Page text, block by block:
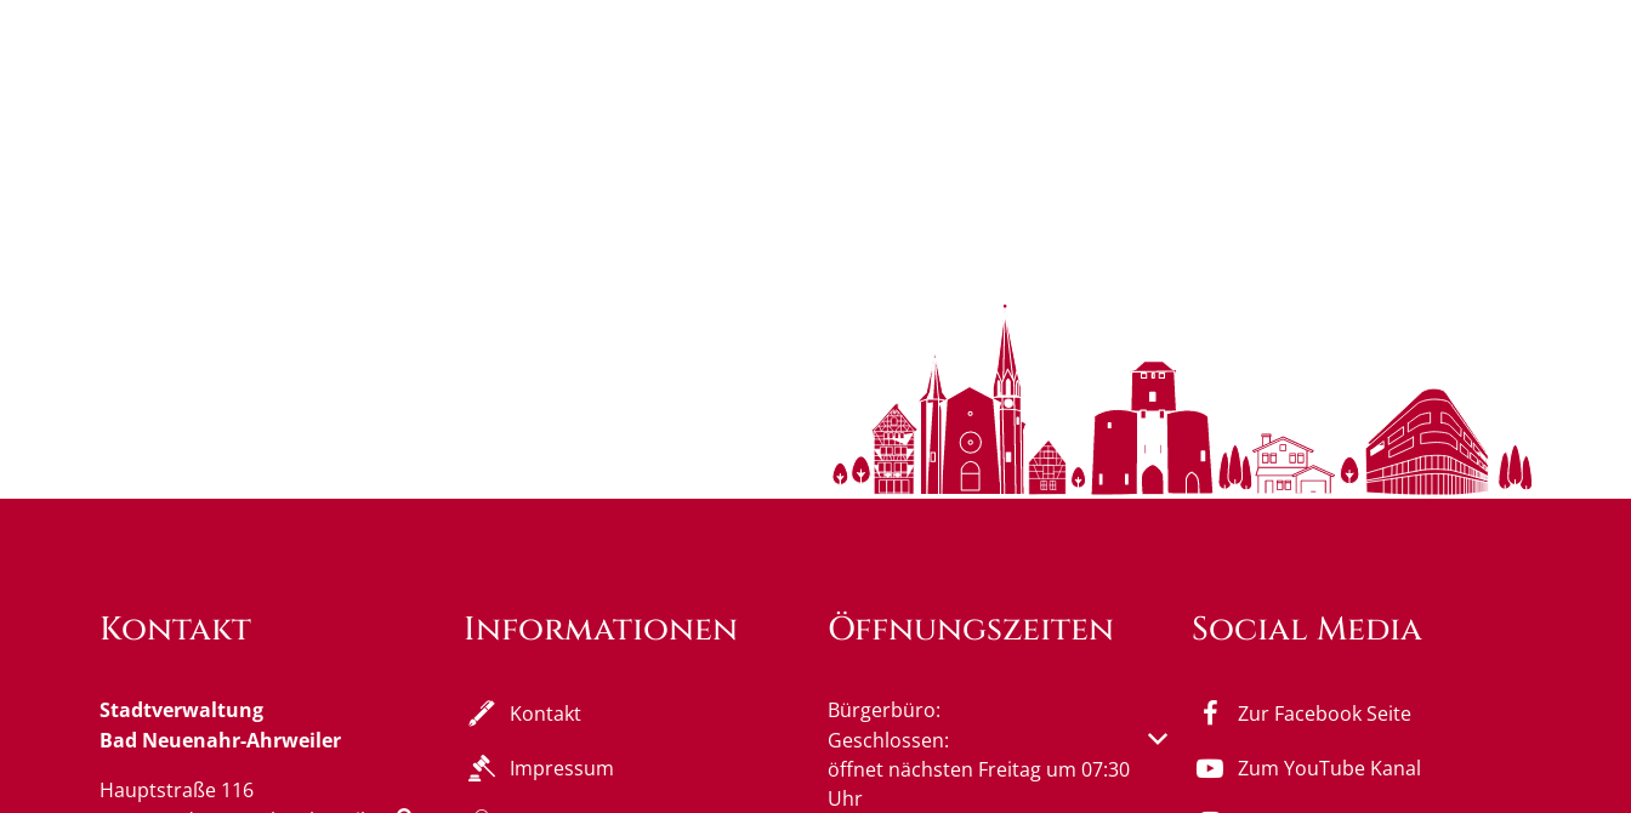
Kontakt
Stadtverwaltung
Bad Neuenahr-Ahrweiler
Hauptstraße 116
Informationen
Kontakt
Impressum
Öffnungszeiten
Bürgerbüro:
Klicken, um weitere Öffnungs- oder Schließzeiten auszublenden
Geschlossen:
öffnet nächsten Freitag um 07:30
Uhr
Social Media
Zur Facebook Seite
Zum YouTube Kanal